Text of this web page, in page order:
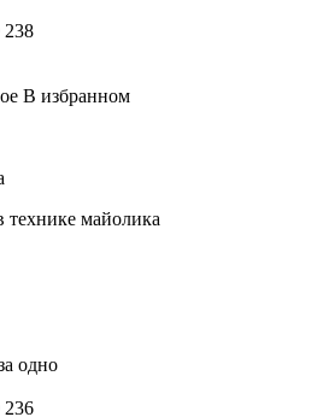
238
В избранном
технике майолика
одно
236